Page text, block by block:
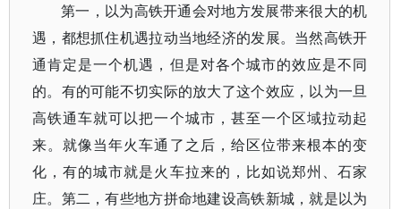
第一，以为高铁开通会对地方发展带来很大的机
遇，都想抓住机遇拉动当地经济的发展。当然高铁开
通肯定是一个机遇，但是对各个城市的效应是不同
的。有的可能不切实际的放大了这个效应，以为一旦
高铁通车就可以把一个城市，甚至一个区域拉动起
来。就像当年火车通了之后，给区位带来根本的变
化，有的城市就是火车拉来的，比如说郑州、石家
庄。第二，有些地方拼命地建设高铁新城，就是以为